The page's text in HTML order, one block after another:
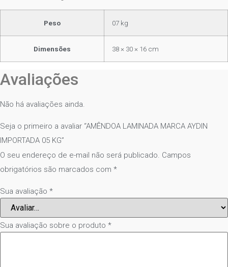
Peso 07 kg
Dimensões 38 × 30 × 16 cm
Avaliações
Não há avaliações ainda.
Seja o primeiro a avaliar “AMÊNDOA LAMINADA MARCA AYDIN
IMPORTADA 05 KG”
O seu endereço de e-mail não será publicado. Campos
obrigatórios são marcados com *
Sua avaliação *
Sua avaliação sobre o produto *